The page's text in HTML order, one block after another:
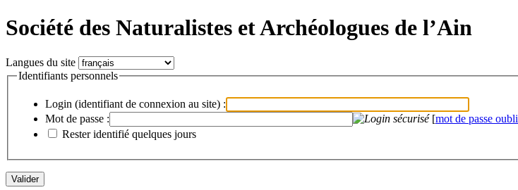
Société des Naturalistes et Archéologues de l’Ain
Langues du site
Identifiants personnels
Login (identifiant de connexion au site) :
Mot de passe :
[mot de passe
Rester identifié quelques jours